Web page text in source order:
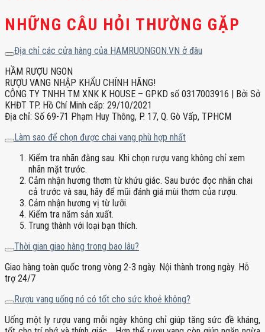
lượng
NHỮNG CÂU HỎI THƯỜNG GẶP
Địa chỉ các cửa hàng của HAMRUONGON.VN ở đâu
HẦM RƯỢU NGON
RƯỢU VANG NHẬP KHẨU CHÍNH HÃNG!
CÔNG TY TNHH TM XNK K HOUSE – GPKD số 0317003916 | Bởi Sở
KHĐT TP. Hồ Chí Minh cấp: 29/10/2021
Địa chỉ: Số 69-71 Phạm Huy Thông, P. 17, Q. Gò Vấp, TPHCM
Làm sao để chọn được chai vang phù hợp nhất
Kiểm tra nhãn đằng sau. Khi chọn rượu vang không chỉ xem
nhãn mặt trước.
Cảm nhận hương thơm từ khứu giác. Sau bước đọc nhãn chai
cả trước và sau, hãy để mũi đánh giá mùi thơm của rượu.
Cảm nhận hương vị từ lưỡi.
Kiểm tra năm sản xuất.
Trung thành với loại bạn thích.
Thời gian giao hàng trong bao lâu?
Giao hàng toàn quốc trong vòng 2-3 ngày. Nội thành trong ngày. Hỗ
trợ 24/7
Rượu vang uống nó có tốt cho sức khoẻ không?
Uống một ly rượu vang mỗi ngày không chỉ giúp tăng sức đề kháng,